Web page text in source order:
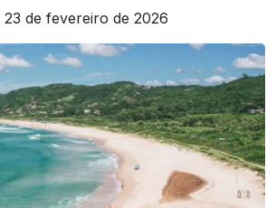
23 de fevereiro de 2026